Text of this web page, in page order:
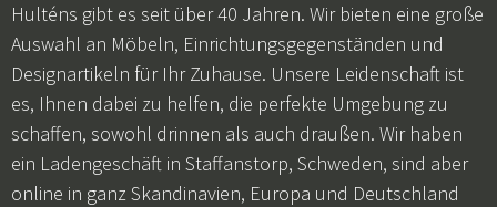
Hulténs gibt es seit über 40 Jahren. Wir bieten eine große
Auswahl an Möbeln, Einrichtungsgegenständen und
Designartikeln für Ihr Zuhause. Unsere Leidenschaft ist
es, Ihnen dabei zu helfen, die perfekte Umgebung zu
schaffen, sowohl drinnen als auch draußen. Wir haben
ein Ladengeschäft in Staffanstorp, Schweden, sind aber
online in ganz Skandinavien, Europa und Deutschland